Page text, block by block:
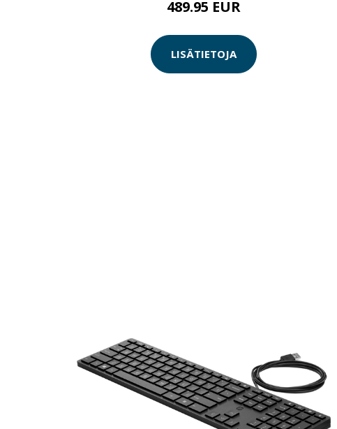
489.95 EUR
LISÄTIETOJA